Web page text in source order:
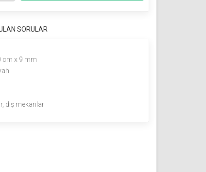
SORULAR
cm x 9 mm
dış mekanlar